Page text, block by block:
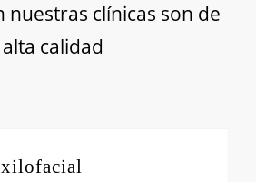
nuestras clínicas son de
alta calidad